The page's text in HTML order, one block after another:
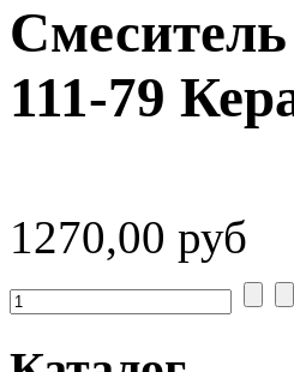
111-79
1270,00 руб